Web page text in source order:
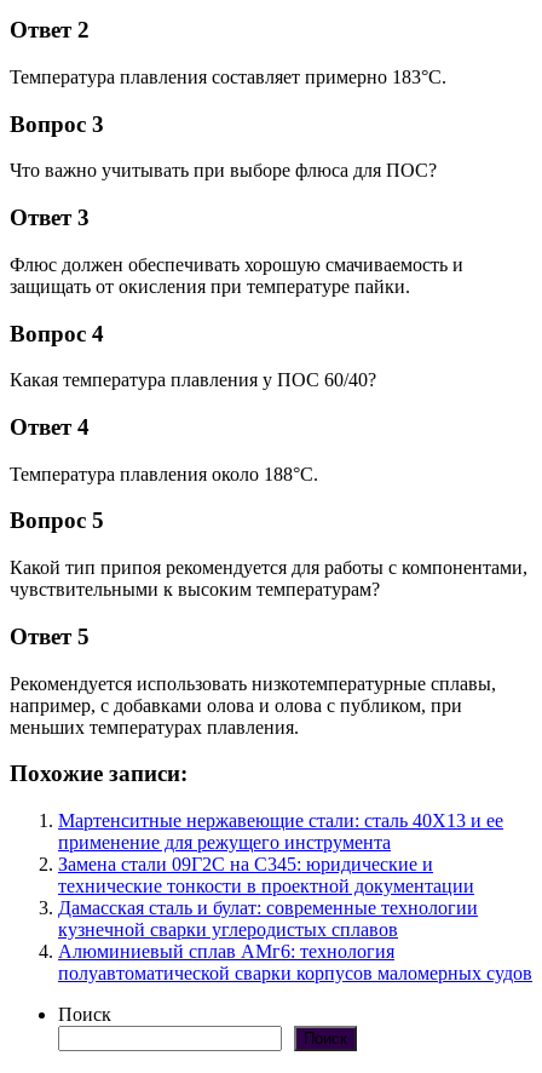
Ответ 2
Температура плавления составляет примерно 183°C.
Вопрос 3
Что важно учитывать при выборе флюса для ПОС?
Ответ 3
Флюс должен обеспечивать хорошую смачиваемость и
защищать от окисления при температуре пайки.
Вопрос 4
Какая температура плавления у ПОС 60/40?
Ответ 4
Температура плавления около 188°C.
Вопрос 5
Какой тип припоя рекомендуется для работы с компонентами,
чувствительными к высоким температурам?
Ответ 5
Рекомендуется использовать низкотемпературные сплавы,
например, с добавками олова и олова с публиком, при
меньших температурах плавления.
Похожие записи:
Мартенситные нержавеющие стали: сталь 40Х13 и ее
применение для режущего инструмента
Замена стали 09Г2С на С345: юридические и
технические тонкости в проектной документации
Дамасская сталь и булат: современные технологии
кузнечной сварки углеродистых сплавов
Алюминиевый сплав АМг6: технология
полуавтоматической сварки корпусов маломерных судов
Поиск
Поиск